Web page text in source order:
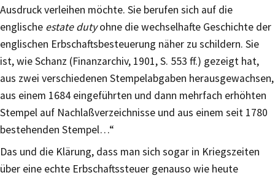
Ausdruck verleihen möchte. Sie berufen sich auf die
englische estate dutyohne die wechselhafte Geschichte der
englischen Erbschaftsbesteuerung näher zu schildern. Sie
ist, wie Schanz (Finanzarchiv, 1901, S. 553 ff.) gezeigt hat,
aus zwei verschiedenen Stempelabgaben herausgewachsen,
aus einem 1684 eingeführten und dann mehrfach erhöhten
Stempel auf Nachlaßverzeichnisse und aus einem seit 1780
bestehenden Stempel…“
Das und die Klärung, dass man sich sogar in Kriegszeiten
über eine echte Erbschaftssteuer genauso wie heute